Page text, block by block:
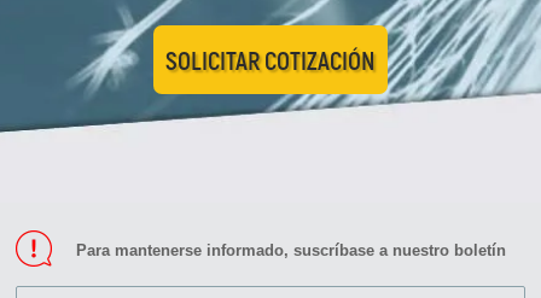
SOLICITAR COTIZACIÓN
Para mantenerse informado, suscríbase a nuestro boletín